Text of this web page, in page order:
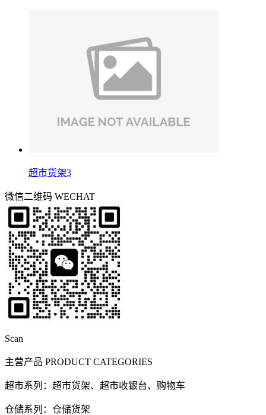
超市货架3
微信二维码 WECHAT
Scan
主营产品 PRODUCT CATEGORIES
超市系列：超市货架、超市收银台、购物车
仓储系列：仓储货架